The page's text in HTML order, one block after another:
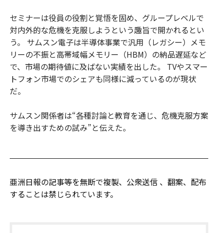
セミナーは役員の役割と覚悟を固め、グループレベルで
対内外的な危機を克服しようという趣旨で開かれるとい
う。 サムスン電子は半導体事業で汎用（レガシー）メモ
リーの不振と高帯域幅メモリー（HBM）の納品遅延など
で、市場の期待値に及ばない実績を出した。 TVやスマー
トフォン市場でのシェアも同様に減っているのが現状
だ。
サムスン関係者は“各種討論と教育を通じ、危機克服方案
を導き出すための試み”と伝えた。
亜洲日報の記事等を無断で複製、公衆送信 、翻案、配布
することは禁じられています。